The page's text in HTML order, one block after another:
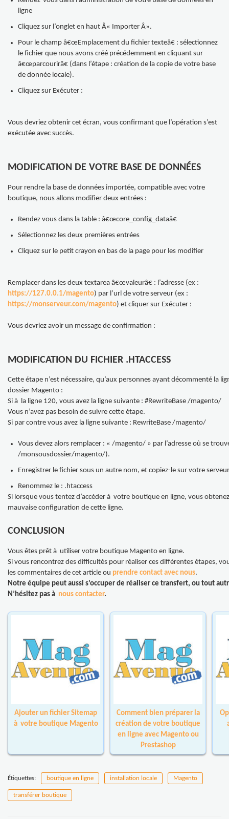
ligne
Cliquez sur l’onglet en haut Â« Importer Â».
Pour le champ â€œEmplacement du fichier texteâ€ : sélectionnez
le fichier que nous avons créé précédemment en cliquant sur
â€œparcourirâ€ (dans l’étape : création de la copie de votre base
de donnée locale).
Cliquez sur Exécuter :
Vous devriez obtenir cet écran, vous confirmant que l’opération s’est
exécutée avec succès.
MODIFICATION DE VOTRE BASE DE DONNÉES
Pour rendre la base de données importée, compatible avec votre
boutique, nous allons modifier deux entrées :
Rendez vous dans la table : â€œcore_config_dataâ€
Sélectionnez les deux premières entrées
Cliquez sur le petit crayon en bas de la page pour les modifier
Remplacer dans les deux textarea â€œvaleurâ€ : l’adresse (ex :
https://127.0.0.1/magento) par l’url de votre serveur (ex :
https://monserveur.com/magento) et cliquer sur Exécuter :
Vous devriez avoir un message de confirmation :
MODIFICATION DU FICHIER .HTACCESS
Cette étape n’est nécessaire, qu’aux personnes ayant décommenté la
dossier Magento :
Si à la ligne 120, vous avez la ligne suivante : #RewriteBase /magento/
Vous n’avez pas besoin de suivre cette étape.
Si par contre vous avez la ligne suivante : RewriteBase /magento/
Vous devez alors remplacer : « /magento/ » par l’adresse où se
/monsousdossier/magento/).
Enregistrer le fichier sous un autre nom, et copiez-le sur votre
Renommez le : .htaccess
Si lorsque vous tentez d’accéder à votre boutique en ligne, vous
mauvaise configuration de cette ligne.
CONCLUSION
Vous êtes prêt à utiliser votre boutique Magento en ligne.
Si vous rencontrez des difficultés pour réaliser ces différentes étapes,
les commentaires de cet article ou prendre contact avec nous.
Notre équipe peut aussi s’occuper de réaliser ce transfert, ou tout
N’hésitez pas à nous contacter.
Ajouter un fichier Sitemap
à votre boutique Magento
Comment bien préparer la
création de votre boutique
en ligne avec Magento ou
Prestashop
Étiquettes: boutique en ligne installation locale Magento
transférer boutique